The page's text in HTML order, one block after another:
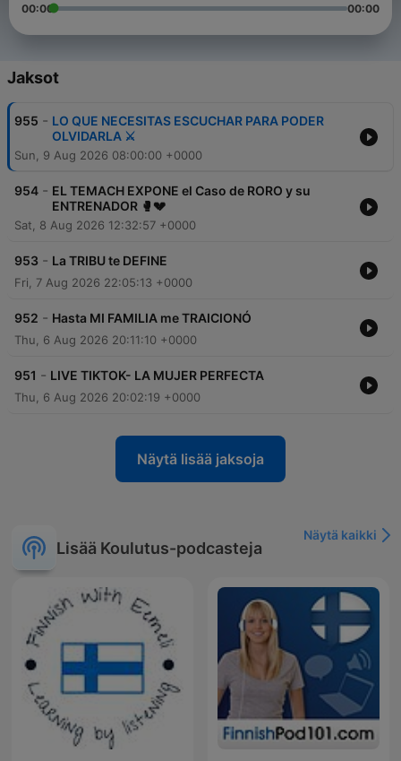
00:00 00:00
Jaksot
955 - LO QUE NECESITAS ESCUCHAR PARA PODER
OLVIDARLA ⚔️
Sun, 9 Aug 2026 08:00:00 +0000
954 - EL TEMACH EXPONE el Caso de RORO y su
ENTRENADOR 🥊💔
Sat, 8 Aug 2026 12:32:57 +0000
953 - La TRIBU te DEFINE
Fri, 7 Aug 2026 22:05:13 +0000
952 - Hasta MI FAMILIA me TRAICIONÓ
Thu, 6 Aug 2026 20:11:10 +0000
951 - LIVE TIKTOK- LA MUJER PERFECTA
Thu, 6 Aug 2026 20:02:19 +0000
Näytä lisää jaksoja
Lisää Koulutus-podcasteja
Näytä kaikki